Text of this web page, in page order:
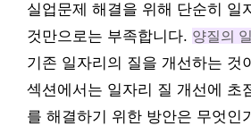
실업문제 해결을 위해 단순히 일
것만으로는 부족합니다. 양질의
기존 일자리의 질을 개선하는 것
섹션에서는 일자리 질 개선에 초
를 해결하기 위한 방안은 무엇인